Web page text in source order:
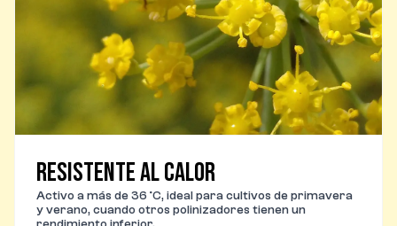
Resistente al calor
Activo a más de 36 °C, ideal para cultivos de primavera
y verano, cuando otros polinizadores tienen un